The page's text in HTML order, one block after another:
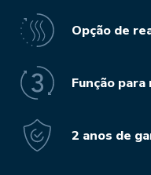
Opção de
Função
2 anos de